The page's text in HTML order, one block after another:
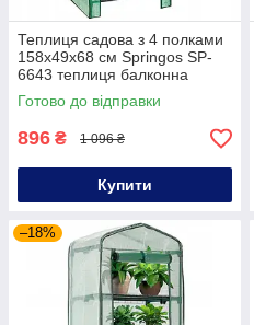
Теплиця садова з 4 полками
158х49х68 см Springos SP-
6643 теплиця балконна
Готово до відправки
896 ₴ 1 096 ₴
Купити
–18%